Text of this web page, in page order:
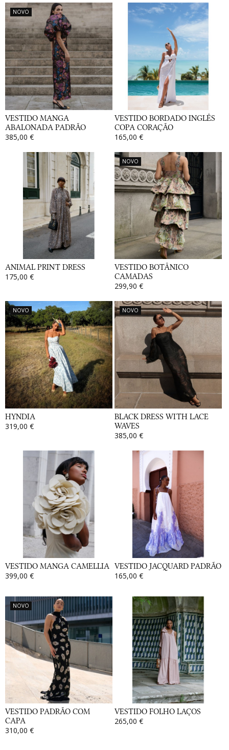
NOVO
VESTIDO MANGA
ABALONADA PADRÃO
385,00 €
VESTIDO BORDADO INGLÊS
COPA CORAÇÃO
165,00 €
ANIMAL PRINT DRESS
175,00 €
NOVO
VESTIDO BOTÂNICO
CAMADAS
299,90 €
NOVO
HYNDIA
319,00 €
NOVO
BLACK DRESS WITH LACE
WAVES
385,00 €
VESTIDO MANGA CAMELLIA
399,00 €
VESTIDO JACQUARD PADRÃO
165,00 €
NOVO
VESTIDO PADRÃO COM
CAPA
310,00 €
VESTIDO FOLHO LAÇOS
265,00 €